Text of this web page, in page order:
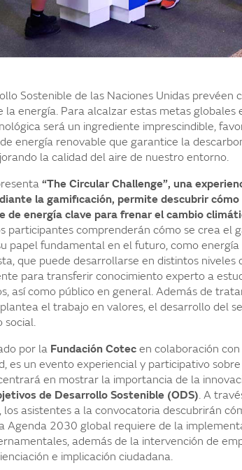
Sostenible de las Naciones Unidas prevéen
la energía. Para alcalzar estas metas globales
será un ingrediente imprescindible,
energía renovable que garantice la
la calidad del aire de nuestro entorno.
“The Circular Challenge”, una
la gamificación, permite descubrir cómo
de energía clave para frenar el cambio
participantes comprenderán cómo se crea el
papel fundamental en el futuro, como energía
que puede desarrollarse en distintos niveles
para transferir conocimiento experto a
así como público en general. Además de
el trabajo en valores, el desarrollo del
social.
por la Fundación Cotec en colaboración
es un evento experiencial y participativo
en mostrar la importancia de la
de Desarrollo Sostenible (ODS). A
los asistentes a la convocatoria descubrirán
Agenda 2030 global requiere de la
además de la intervención de
e implicación ciudadana.